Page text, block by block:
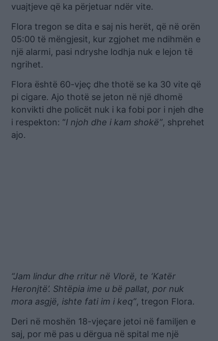
vuajtjeve që ka përjetuar ndër vite.
Flora tregon se dita e saj nis herët, që në orën
05:00 të mëngjesit, kur zgjohet me ndihmën e
një alarmi, pasi ndryshe lodhja nuk e lejon të
ngrihet.
Flora është 60-vjeç dhe thotë se ka 30 vite që
pi cigare. Ajo thotë se jeton në një dhomë
konvikti dhe policët nuk i ka fobi por i njeh dhe
i respekton: “I njoh dhe i kam shokë”, shprehet
ajo.
“Jam lindur dhe rritur në Vlorë, te ‘Katër
Heronjtë’. Shtëpia ime u bë pallat, por nuk
mora asgjë, ishte fati im i keq”, tregon Flora.
Deri në moshën 18-vjeçare jetoi në familjen e
saj, por më pas u dërgua në spital me një